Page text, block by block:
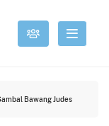
Bawang Judes